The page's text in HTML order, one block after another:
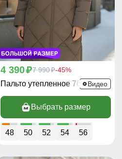
4 390p7 990p-45%
Пальто утепленное 7637KВидео
Выбрать размер
48 50 52 54 56